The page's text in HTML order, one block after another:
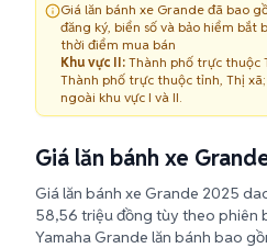
Giá lăn bánh xe Grande đã bao
đăng ký, biển số và bảo hiểm
thời điểm mua bán
Khu vực II: Thành phố trực thuộc
Thành phố trực thuộc tỉnh, Thị xã;
ngoài khu vực I và II.
Giá lăn bánh xe
Giá lăn bánh xe Grande 2025
58,56 triệu đồng tùy theo phiên
Yamaha Grande lăn bánh bao